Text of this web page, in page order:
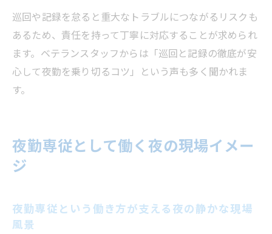
巡回や記録を怠ると重大なトラブルにつながるリスクも
あるため、責任を持って丁寧に対応することが求められ
ます。ベテランスタッフからは「巡回と記録の徹底が安
心して夜勤を乗り切るコツ」という声も多く聞かれま
す。
夜勤専従として働く夜の現場イメー
ジ
夜勤専従という働き方が支える夜の静かな現場
風景